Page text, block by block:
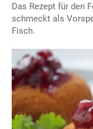
Das Rezept für den
schmeckt als
Fisch.